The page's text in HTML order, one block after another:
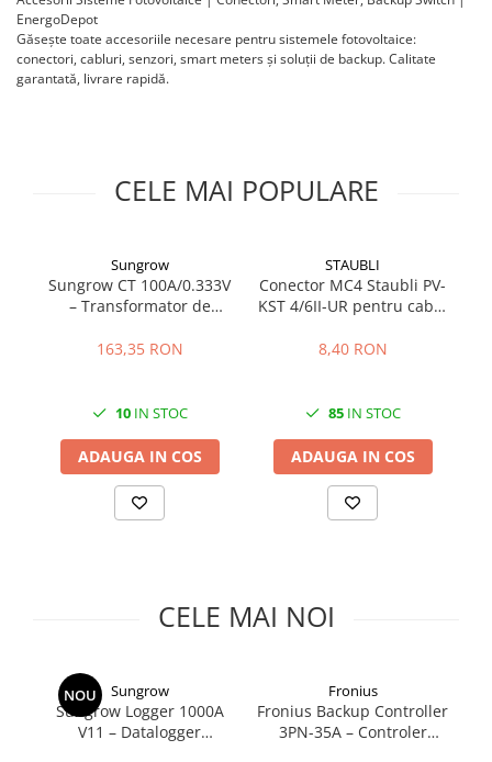
HUAWEI
SMA
Solis
Victron Energy
BYD Battery
Enphase
FelicitySolar
Fronius Reserva
EnergoDepot
Găsește toate accesoriile necesare pentru sistemele fotovoltaice:
conectori, cabluri, senzori, smart meters și soluții de backup. Calitate
garantată, livrare rapidă.
CELE MAI POPULARE
Sungrow
Sungrow CT 100A/0.333V
– Transformator de
163,35 RON
10IN STOC
ADAUGA IN COS
STAUBLI
Conector MC4 Staubli PV-
KST 4/6II-UR pentru cablu
8,40 RON
85IN STOC
ADAUGA IN COS
CELE MAI NOI
NOU Sungrow
Sungrow Logger 1000A
V11 – Datalogger
Fronius
Fronius Backup Controller
3PN-35A – Controler